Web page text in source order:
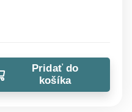
Pridať do
košíka